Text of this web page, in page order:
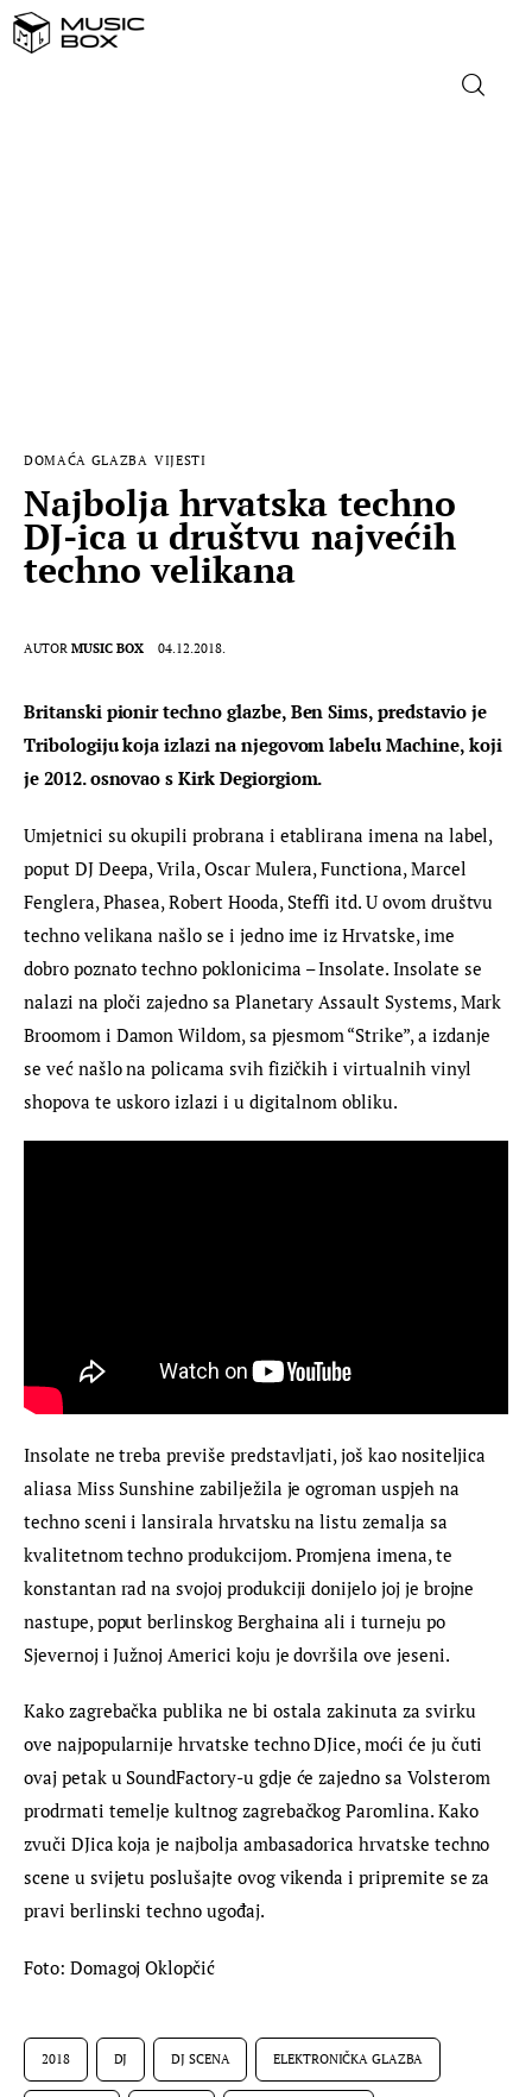
DOMAĆA GLAZBA VIJESTI
Najbolja hrvatska techno
DJ-ica u društvu najvećih
techno velikana
AUTOR MUSIC BOX 04.12.2018.
Britanski pionir techno glazbe, Ben Sims, predstavio je
Tribologiju koja izlazi na njegovom labelu Machine, koji
je 2012. osnovao s Kirk Degiorgiom.
Umjetnici su okupili probrana i etablirana imena na label,
poput DJ Deepa, Vrila, Oscar Mulera, Functiona, Marcel
Fenglera, Phasea, Robert Hooda, Steffi itd. U ovom društvu
techno velikana našlo se i jedno ime iz Hrvatske, ime
dobro poznato techno poklonicima – Insolate. Insolate se
nalazi na ploči zajedno sa Planetary Assault Systems, Mark
Broomom i Damon Wildom, sa pjesmom “Strike”, a izdanje
se već našlo na policama svih fizičkih i virtualnih vinyl
shopova te uskoro izlazi i u digitalnom obliku.
Insolate ne treba previše predstavljati, još kao nositeljica
aliasa Miss Sunshine zabilježila je ogroman uspjeh na
techno sceni i lansirala hrvatsku na listu zemalja sa
kvalitetnom techno produkcijom. Promjena imena, te
konstantan rad na svojoj produkciji donijelo joj je brojne
nastupe, poput berlinskog Berghaina ali i turneju po
Sjevernoj i Južnoj Americi koju je dovršila ove jeseni.
Kako zagrebačka publika ne bi ostala zakinuta za svirku
ove najpopularnije hrvatske techno DJice, moći će ju čuti
ovaj petak u SoundFactory-u gdje će zajedno sa Volsterom
prodrmati temelje kultnog zagrebačkog Paromlina. Kako
zvuči DJica koja je najbolja ambasadorica hrvatske techno
scene u svijetu poslušajte ovog vikenda i pripremite se za
pravi berlinski techno ugođaj.
Foto: Domagoj Oklopčić
2018 DJ DJ SCENA ELEKTRONIČKA GLAZBA